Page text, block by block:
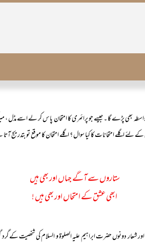
بھی پڑے گا ۔ جیسے جو پرائمری کا امتحان پاس کر لے اسے مڈل
لئے اگلے امتحانات کا کیا سوال ؟ اگلے امتحان کا موقع تو بتدریج
ستاروں سے آگے جہاں اور بھی ہیں
ابھی عشق کے امتحاں اور بھی ہیں !
اور شعار دونوں حضرت ابراہیم علیہ الصلوۃ و السلام کی شخصیت کے